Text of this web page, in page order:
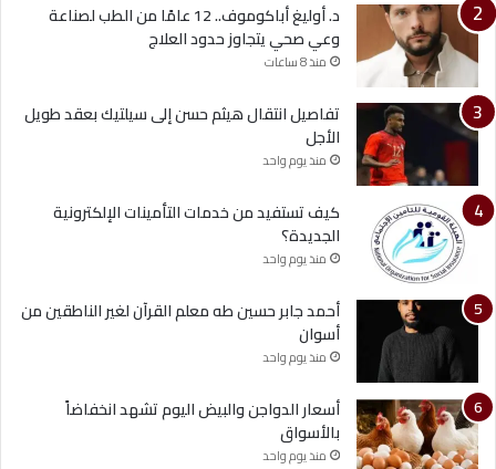
د. أوليغ أباكوموف.. 12 عامًا من الطب لصناعة
وعي صحي يتجاوز حدود العلاج
منذ 8 ساعات
تفاصيل انتقال هيثم حسن إلى سيلتيك بعقد طويل
الأجل
منذ يوم واحد
كيف تستفيد من خدمات التأمينات الإلكترونية
الجديدة؟
منذ يوم واحد
أحمد جابر حسين طه معلم القرآن لغير الناطقين من
أسوان
منذ يوم واحد
أسعار الدواجن والبيض اليوم تشهد انخفاضاً
بالأسواق
منذ يوم واحد